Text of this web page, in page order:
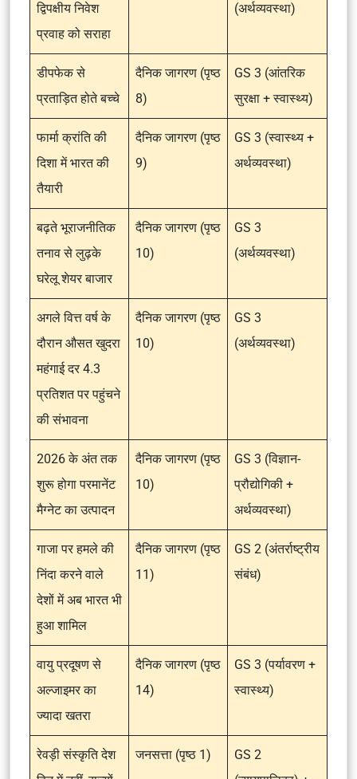
द्विपक्षीय निवेश
प्रवाह को सराहा
(अर्थव्यवस्था)
डीपफेक से
प्रताड़ित होते बच्चे
दैनिक जागरण (पृष्ठ
8)
GS 3 (आंतरिक
सुरक्षा + स्वास्थ्य)
फार्मा क्रांति की
दिशा में भारत की
तैयारी
दैनिक जागरण (पृष्ठ
9)
GS 3 (स्वास्थ्य +
अर्थव्यवस्था)
बढ़ते भूराजनीतिक
तनाव से लुढ़के
घरेलू शेयर बाजार
दैनिक जागरण (पृष्ठ
10)
GS 3
(अर्थव्यवस्था)
अगले वित्त वर्ष के
दौरान औसत खुदरा
महंगाई दर 4.3
प्रतिशत पर पहुंचने
की संभावना
दैनिक जागरण (पृष्ठ
10)
GS 3
(अर्थव्यवस्था)
2026 के अंत तक
शुरू होगा परमानेंट
मैग्नेट का उत्पादन
दैनिक जागरण (पृष्ठ
10)
GS 3 (विज्ञान-
प्रौद्योगिकी +
अर्थव्यवस्था)
गाजा पर हमले की
निंदा करने वाले
देशों में अब भारत भी
हुआ शामिल
दैनिक जागरण (पृष्ठ
11)
GS 2 (अंतर्राष्ट्रीय
संबंध)
वायु प्रदूषण से
अल्जाइमर का
ज्यादा खतरा
दैनिक जागरण (पृष्ठ
14)
GS 3 (पर्यावरण +
स्वास्थ्य)
रेवड़ी संस्कृति देश
जनसत्ता (पृष्ठ 1)
GS 2